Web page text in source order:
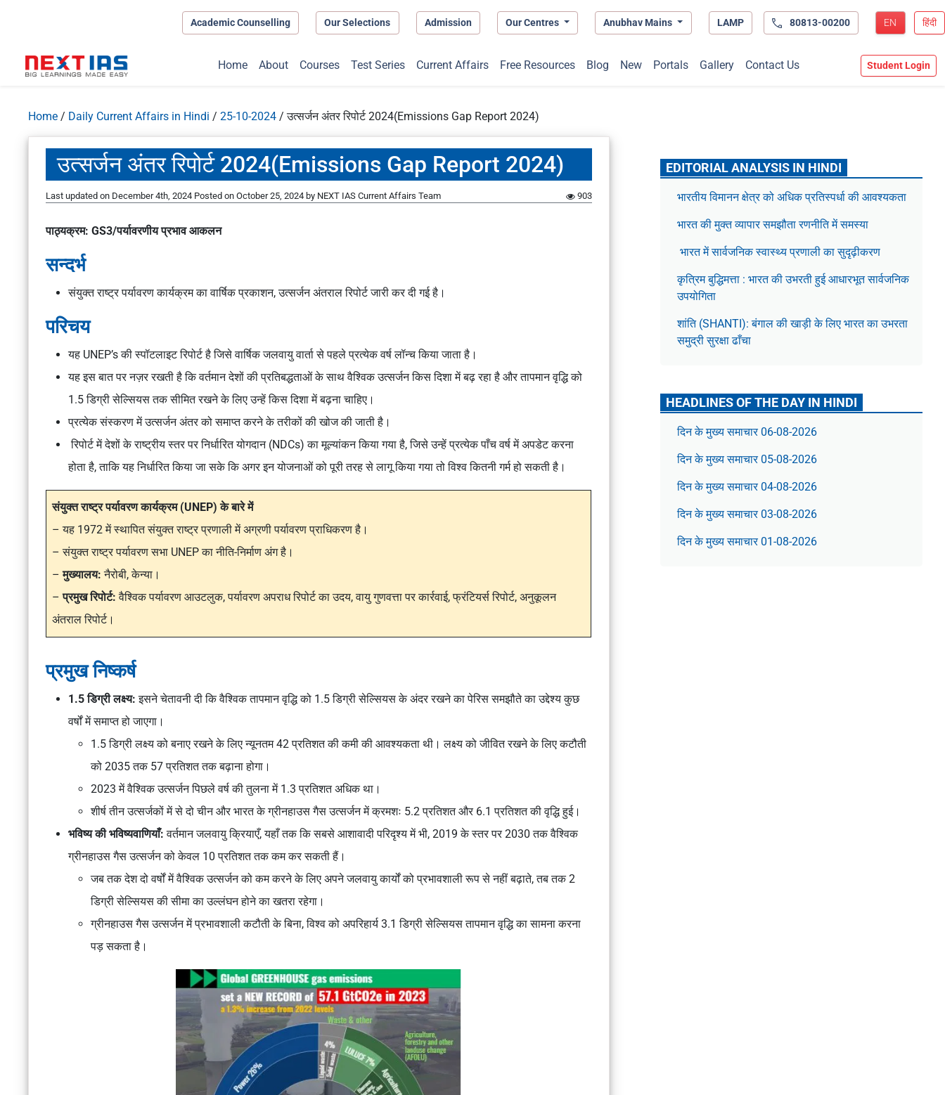
Academic Counselling Our Selections Admission Our Centres Anubhav Mains LAMP 80813-00200 EN हिंदी
Home About Courses Test Series Current Affairs Free Resources Blog New Portals Gallery Contact Us Student Login
Home / Daily Current Affairs in Hindi / 25-10-2024 /उत्सर्जन अंतर रिपोर्ट 2024(Emissions Gap Report 2024)
उत्सर्जन अंतर रिपोर्ट 2024(Emissions Gap Report 2024)
Last updated on December 4th, 2024 Posted on October 25, 2024 by NEXT IAS Current Affairs Team 903
पाठ्यक्रम: GS3/पर्यावरणीय प्रभाव आकलन
सन्दर्भ
संयुक्त राष्ट्र पर्यावरण कार्यक्रम का वार्षिक प्रकाशन, उत्सर्जन अंतराल रिपोर्ट जारी कर दी गई है।
परिचय
यह UNEP’s की स्पॉटलाइट रिपोर्ट है जिसे वार्षिक जलवायु वार्ता से पहले प्रत्येक वर्ष लॉन्च किया जाता है।
यह इस बात पर नज़र रखती है कि वर्तमान देशों की प्रतिबद्धताओं के साथ वैश्विक उत्सर्जन किस दिशा में बढ़ रहा है और तापमान वृद्धि को
1.5 डिग्री सेल्सियस तक सीमित रखने के लिए उन्हें किस दिशा में बढ़ना चाहिए।
प्रत्येक संस्करण में उत्सर्जन अंतर को समाप्त करने के तरीकों की खोज की जाती है।
रिपोर्ट में देशों के राष्ट्रीय स्तर पर निर्धारित योगदान (NDCs) का मूल्यांकन किया गया है, जिसे उन्हें प्रत्येक पाँच वर्ष में अपडेट करना
होता है, ताकि यह निर्धारित किया जा सके कि अगर इन योजनाओं को पूरी तरह से लागू किया गया तो विश्व कितनी गर्म हो सकती है।
संयुक्त राष्ट्र पर्यावरण कार्यक्रम (UNEP) के बारे में
– यह 1972 में स्थापित संयुक्त राष्ट्र प्रणाली में अग्रणी पर्यावरण प्राधिकरण है।
– संयुक्त राष्ट्र पर्यावरण सभा UNEP का नीति-निर्माण अंग है।
–मुख्यालय:नैरोबी, केन्या।
–प्रमुख रिपोर्ट:वैश्विक पर्यावरण आउटलुक, पर्यावरण अपराध रिपोर्ट का उदय, वायु गुणवत्ता पर कार्रवाई, फ्रंटियर्स रिपोर्ट, अनुकूलन
अंतराल रिपोर्ट।
प्रमुख निष्कर्ष
1.5 डिग्री लक्ष्य:इसने चेतावनी दी कि वैश्विक तापमान वृद्धि को 1.5 डिग्री सेल्सियस के अंदर रखने का पेरिस समझौते का उद्देश्य कुछ
वर्षों में समाप्त हो जाएगा।
1.5 डिग्री लक्ष्य को बनाए रखने के लिए न्यूनतम 42 प्रतिशत की कमी की आवश्यकता थी। लक्ष्य को जीवित रखने के लिए कटौती
को 2035 तक 57 प्रतिशत तक बढ़ाना होगा।
2023 में वैश्विक उत्सर्जन पिछले वर्ष की तुलना में 1.3 प्रतिशत अधिक था।
शीर्ष तीन उत्सर्जकों में से दो चीन और भारत के ग्रीनहाउस गैस उत्सर्जन में क्रमशः 5.2 प्रतिशत और 6.1 प्रतिशत की वृद्धि हुई।
भविष्य की भविष्यवाणियाँ:वर्तमान जलवायु क्रियाएँ, यहाँ तक कि सबसे आशावादी परिदृश्य में भी, 2019 के स्तर पर 2030 तक वैश्विक
ग्रीनहाउस गैस उत्सर्जन को केवल 10 प्रतिशत तक कम कर सकती हैं।
जब तक देश दो वर्षों में वैश्विक उत्सर्जन को कम करने के लिए अपने जलवायु कार्यों को प्रभावशाली रूप से नहीं बढ़ाते, तब तक 2
डिग्री सेल्सियस की सीमा का उल्लंघन होने का खतरा रहेगा।
ग्रीनहाउस गैस उत्सर्जन में प्रभावशाली कटौती के बिना, विश्व को अपरिहार्य 3.1 डिग्री सेल्सियस तापमान वृद्धि का सामना करना
पड़ सकता है।
EDITORIAL ANALYSIS IN HINDI
भारतीय विमानन क्षेत्र को अधिक प्रतिस्पर्धा की आवश्यकता
भारत की मुक्त व्यापार समझौता रणनीति में समस्या
भारत में सार्वजनिक स्वास्थ्य प्रणाली का सुदृढ़ीकरण
कृत्रिम बुद्धिमत्ता : भारत की उभरती हुई आधारभूत सार्वजनिक
उपयोगिता
शांति (SHANTI): बंगाल की खाड़ी के लिए भारत का उभरता
समुद्री सुरक्षा ढाँचा
HEADLINES OF THE DAY IN HINDI
दिन के मुख्य समाचार 06-08-2026
दिन के मुख्य समाचार 05-08-2026
दिन के मुख्य समाचार 04-08-2026
दिन के मुख्य समाचार 03-08-2026
दिन के मुख्य समाचार 01-08-2026